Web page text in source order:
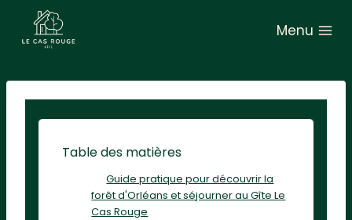
e
Menu
Table des matières
Guide pratique pour découvrir la
forêt d'Orléans et séjourner au Gîte Le
Cas Rouge